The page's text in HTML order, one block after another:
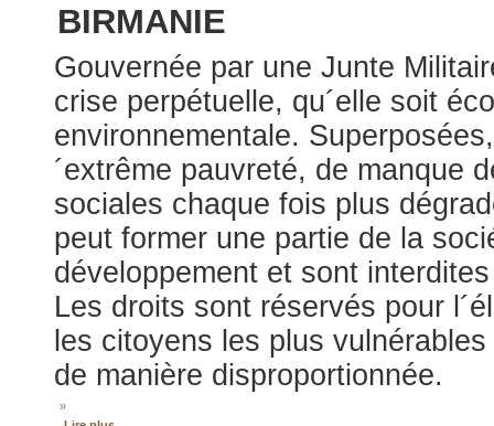
BIRMANIE
Gouvernée par une Junte
crise perpétuelle, qu´elle soit
environnementale.
´extrême pauvreté, de manque
sociales chaque fois plus
peut former une partie de la
développement et sont
Les droits sont réservés pour
les citoyens les plus
de manière disproportionnée.
»